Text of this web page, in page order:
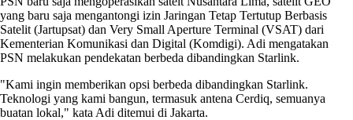
yang baru saja mengantongi izin Jaringan Tetap Tertutup Berbasis
Satelit (Jartupsat) dan Very Small Aperture Terminal (VSAT) dari
Kementerian Komunikasi dan Digital (Komdigi). Adi mengatakan
PSN melakukan pendekatan berbeda dibandingkan Starlink.
"Kami ingin memberikan opsi berbeda dibandingkan Starlink.
Teknologi yang kami bangun, termasuk antena Cerdiq, semuanya
buatan lokal," kata Adi ditemui di Jakarta.